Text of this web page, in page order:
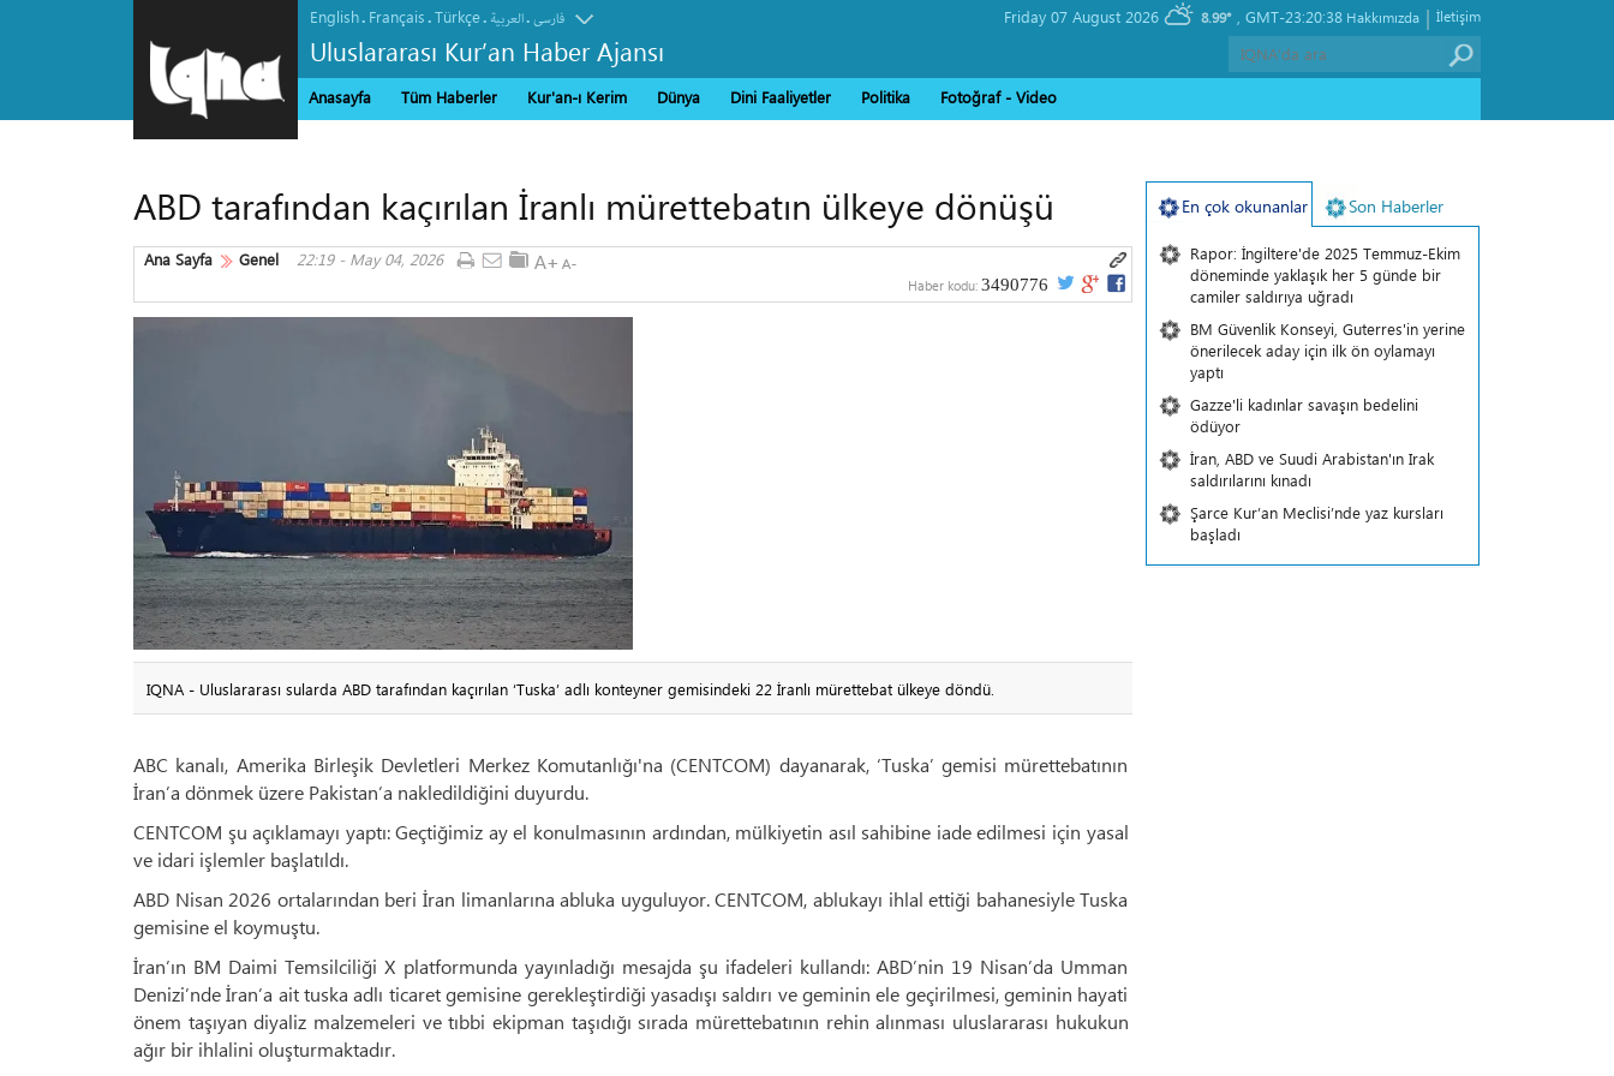
English. Français.Türkçe. العربیة.فارسی
Uluslararası Kur’an Haber Ajansı
GMT-23:20:38
8.99° İletişim
|
Hakkımızda
Anasayfa Tüm Haberler Kur'an-ı Kerim Dünya Dini Faaliyetler Politika Fotoğraf - Video
ABD tarafından kaçırılan İranlı mürettebatın ülkeye dönüşü
Ana Sayfa Genel 22:19 - May 04, 2026
Haber kodu: 3490776
IQNA - Uluslararası sularda ABD tarafından kaçırılan ‘Tuska’ adlı konteyner gemisindeki 22 İranlı mürettebat ülkeye döndü.
ABC kanalı, Amerika Birleşik Devletleri Merkez Komutanlığı'na (CENTCOM) dayanarak, ‘Tuska’ gemisi mürettebatının
İran’a dönmek üzere Pakistan’a nakledildiğini duyurdu.
CENTCOM şu açıklamayı yaptı: Geçtiğimiz ay el konulmasının ardından, mülkiyetin asıl sahibine iade edilmesi için yasal
ve idari işlemler başlatıldı.
ABD Nisan 2026 ortalarından beri İran limanlarına abluka uyguluyor. CENTCOM, ablukayı ihlal ettiği bahanesiyle Tuska
gemisine el koymuştu.
İran’ın BM Daimi Temsilciliği X platformunda yayınladığı mesajda şu ifadeleri kullandı: ABD’nin 19 Nisan’da Umman
Denizi’nde İran’a ait tuska adlı ticaret gemisine gerekleştirdiği yasadışı saldırı ve geminin ele geçirilmesi, geminin hayati
önem taşıyan diyaliz malzemeleri ve tıbbi ekipman taşıdığı sırada mürettebatının rehin alınması uluslararası hukukun
ağır bir ihlalini oluşturmaktadır.
En çok okunanlar Son Haberler
Rapor: İngiltere'de 2025 Temmuz-Ekim
döneminde yaklaşık her 5 günde bir
camiler saldırıya uğradı
BM Güvenlik Konseyi, Guterres'in yerine
önerilecek aday için ilk ön oylamayı
yaptı
Gazze'li kadınlar savaşın bedelini
ödüyor
İran, ABD ve Suudi Arabistan'ın Irak
saldırılarını kınadı
Şarce Kur’an Meclisi’nde yaz kursları
başladı